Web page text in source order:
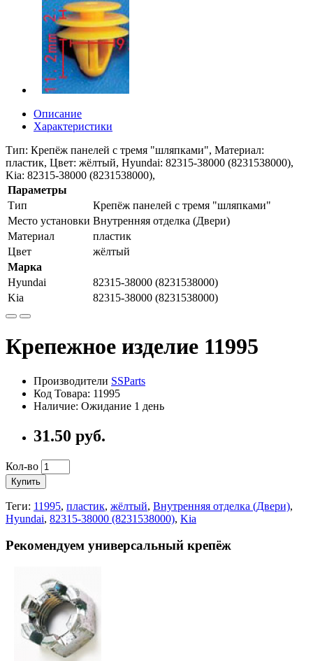
Описание
Характеристики
Тип: Крепёж панелей с тремя "шляпками", Материал:
пластик, Цвет: жёлтый, Hyundai: 82315-38000 (8231538000),
Kia: 82315-38000 (8231538000),
Параметры
Тип
Крепёж панелей с тремя "шляпками"
Место установки Внутренняя отделка (Двери)
Материал
пластик
Цвет
жёлтый
Марка
Hyundai
82315-38000 (8231538000)
Kia
82315-38000 (8231538000)
Крепежное изделие 11995
Производители SSParts
Код Товара: 11995
Наличие: Ожидание 1 день
31.50 руб.
Кол-во
Купить
Теги: 11995, пластик, жёлтый, Внутренняя отделка (Двери),
Hyundai, 82315-38000 (8231538000), Kia
Рекомендуем универсальный крепёж